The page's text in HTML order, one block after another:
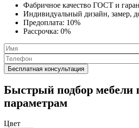
Фабричное качество ГОСТ и
Индивидуальный дизайн, замер,
Предоплата: 10%
Рассрочка: 0%
Быстрый подбор мебели
параметрам
Цвет